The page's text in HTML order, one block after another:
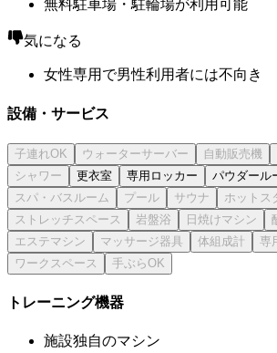
無料駐車場・駐輪場が利用可能
気になる
女性専用で男性利用者には不向き
設備・サービス
更衣室 専用ロッカー パウダール
トレーニング機器
施設独自のマシン